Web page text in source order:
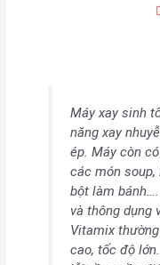
Máy xay sinh
năng xay
ép. Máy còn
các món
bột làm
và thông dụng
Vitamix
cao, tốc độ